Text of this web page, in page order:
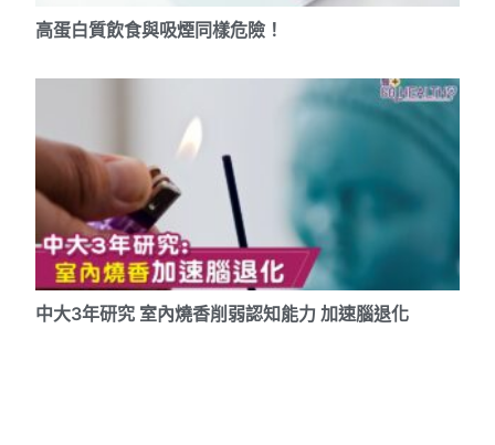
高蛋白質飲食與吸煙同樣危險！
中大3年研究 室內燒香削弱認知能力 加速腦退化